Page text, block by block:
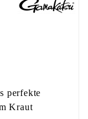
perfekte
Kraut